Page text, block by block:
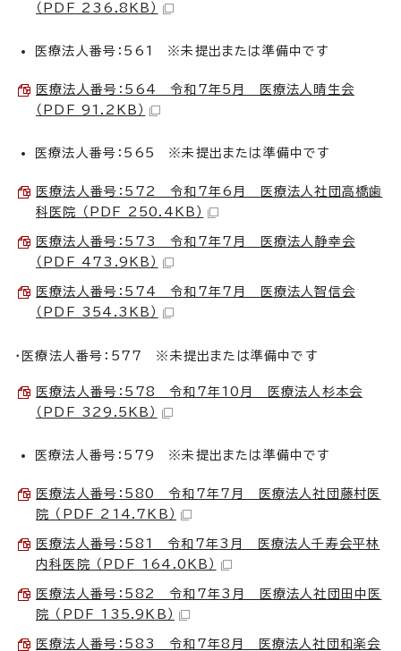
（PDF 236.8KB）
医療法人番号：561 ※未提出または準備中です
医療法人番号：564 令和7年5月 医療法人晴生会
（PDF 91.2KB）
医療法人番号：565 ※未提出または準備中です
医療法人番号：572 令和7年6月 医療法人社団高橋歯
科医院 （PDF 250.4KB）
医療法人番号：573 令和7年7月 医療法人静幸会
（PDF 473.9KB）
医療法人番号：574 令和7年7月 医療法人智信会
（PDF 354.3KB）
・医療法人番号：577 ※未提出または準備中です
医療法人番号：578 令和7年10月 医療法人杉本会
（PDF 329.5KB）
医療法人番号：579 ※未提出または準備中です
医療法人番号：580 令和7年7月 医療法人社団藤村医
院 （PDF 214.7KB）
医療法人番号：581 令和7年3月 医療法人千寿会平林
内科医院 （PDF 164.0KB）
医療法人番号：582 令和7年3月 医療法人社団田中医
院 （PDF 135.9KB）
医療法人番号：583 令和7年8月 医療法人社団和楽会